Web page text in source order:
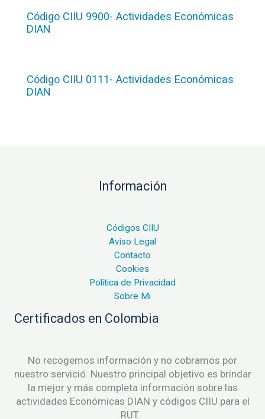
Código CIIU 9900- Actividades Económicas
DIAN
Código CIIU 0111- Actividades Económicas
DIAN
Información
Códigos CIIU
Aviso Legal
Contacto
Cookies
Política de Privacidad
Sobre Mi
Certificados en Colombia
No recogemos información y no cobramos por
nuestro servició. Nuestro principal objetivo es brindar
la mejor y más completa información sobre las
actividades Económicas DIAN y códigos CIIU para el
RUT.